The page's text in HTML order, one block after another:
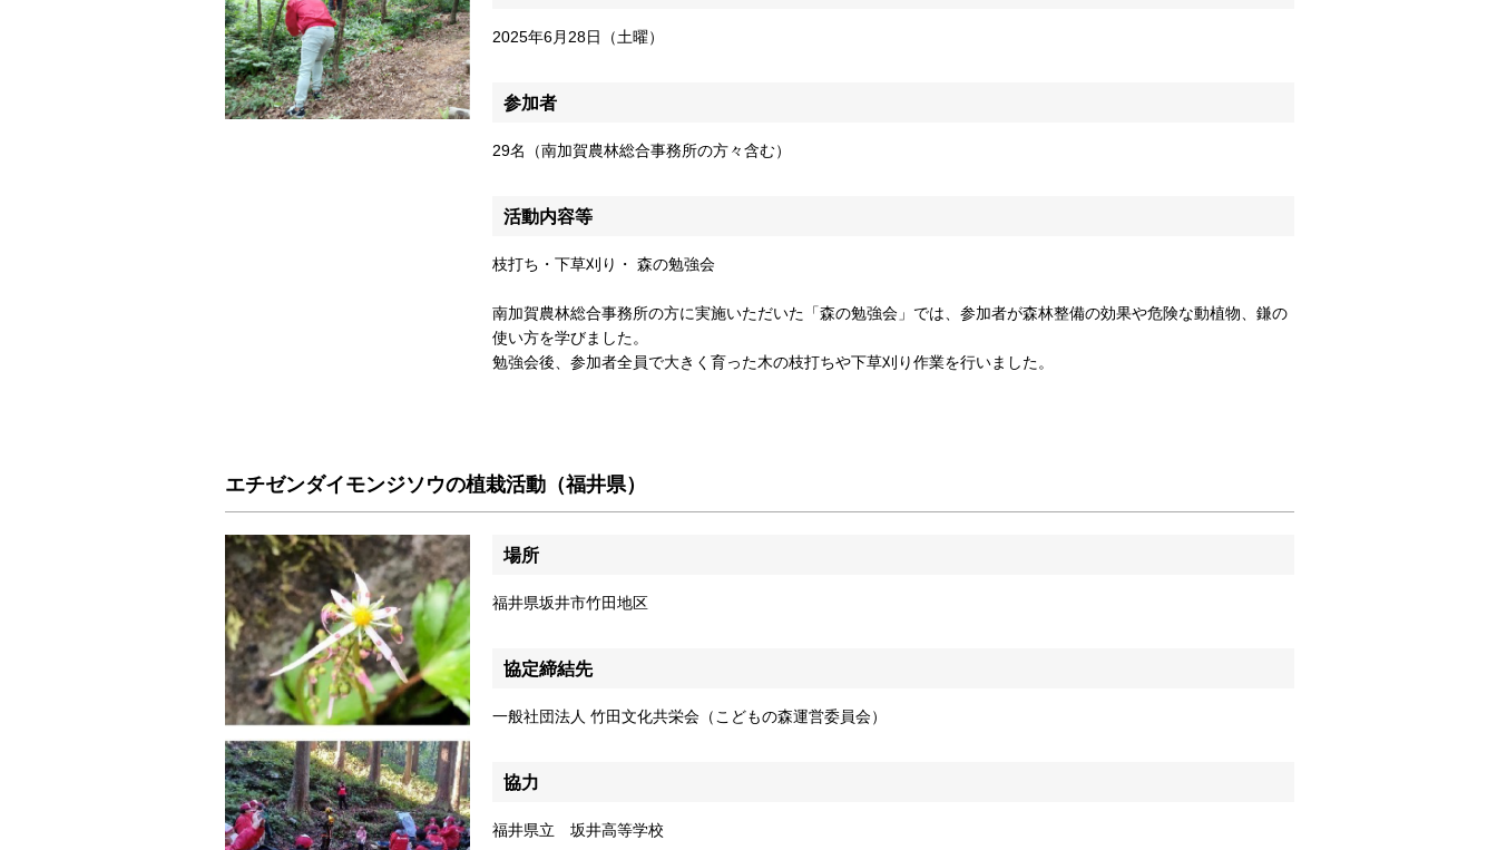
2025年6月28日（土曜）
参加者
29名（南加賀農林総合事務所の方々含む）
活動内容等
枝打ち・下草刈り・ 森の勉強会
南加賀農林総合事務所の方に実施いただいた「森の勉強会」では、参加者が森林整備の効果や危険な動植物、鎌の
使い方を学びました。
勉強会後、参加者全員で大きく育った木の枝打ちや下草刈り作業を行いました。
エチゼンダイモンジソウの植栽活動（福井県）
場所
福井県坂井市竹田地区
協定締結先
一般社団法人 竹田文化共栄会（こどもの森運営委員会）
協力
福井県立 坂井高等学校